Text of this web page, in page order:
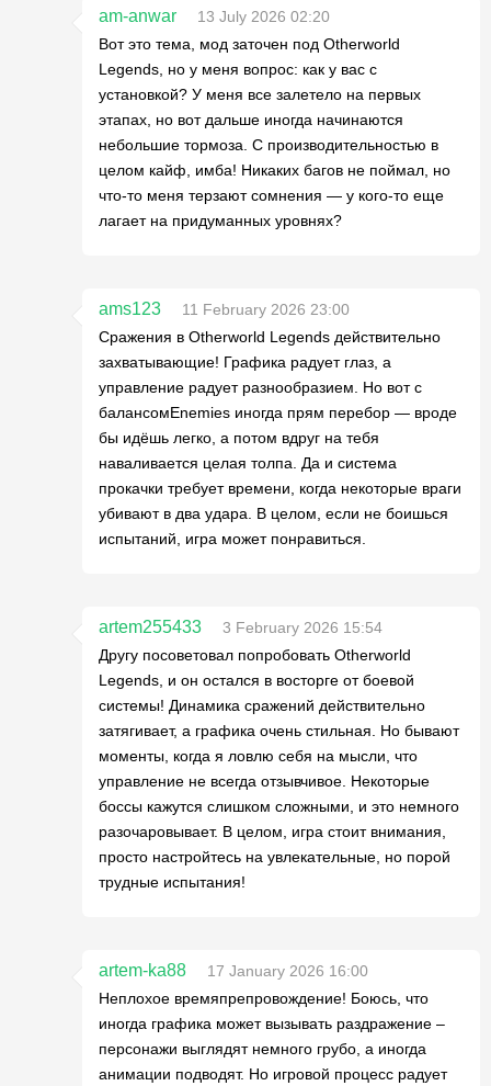
am-anwar
13 July 2026 02:20
Вот это тема, мод заточен под Otherworld
Legends, но у меня вопрос: как у вас с
установкой? У меня все залетело на первых
этапах, но вот дальше иногда начинаются
небольшие тормоза. С производительностью в
целом кайф, имба! Никаких багов не поймал, но
что-то меня терзают сомнения — у кого-то еще
лагает на придуманных уровнях?
ams123
11 February 2026 23:00
Сражения в Otherworld Legends действительно
захватывающие! Графика радует глаз, а
управление радует разнообразием. Но вот с
балансомEnemies иногда прям перебор — вроде
бы идёшь легко, а потом вдруг на тебя
наваливается целая толпа. Да и система
прокачки требует времени, когда некоторые враги
убивают в два удара. В целом, если не боишься
испытаний, игра может понравиться.
artem255433
3 February 2026 15:54
Другу посоветовал попробовать Otherworld
Legends, и он остался в восторге от боевой
системы! Динамика сражений действительно
затягивает, а графика очень стильная. Но бывают
моменты, когда я ловлю себя на мысли, что
управление не всегда отзывчивое. Некоторые
боссы кажутся слишком сложными, и это немного
разочаровывает. В целом, игра стоит внимания,
просто настройтесь на увлекательные, но порой
трудные испытания!
artem-ka88
17 January 2026 16:00
Неплохое времяпрепровождение! Боюсь, что
иногда графика может вызывать раздражение –
персонажи выглядят немного грубо, а иногда
анимации подводят. Но игровой процесс радует